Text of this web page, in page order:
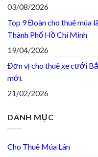
03/08/2026
Top 9 Đoàn cho thuê múa
Thành Phố Hồ Chí Minh
19/04/2026
Đơn vị cho thuê xe cưới
mới.
21/02/2026
DANH MỤC
Cho Thuê Múa Lân